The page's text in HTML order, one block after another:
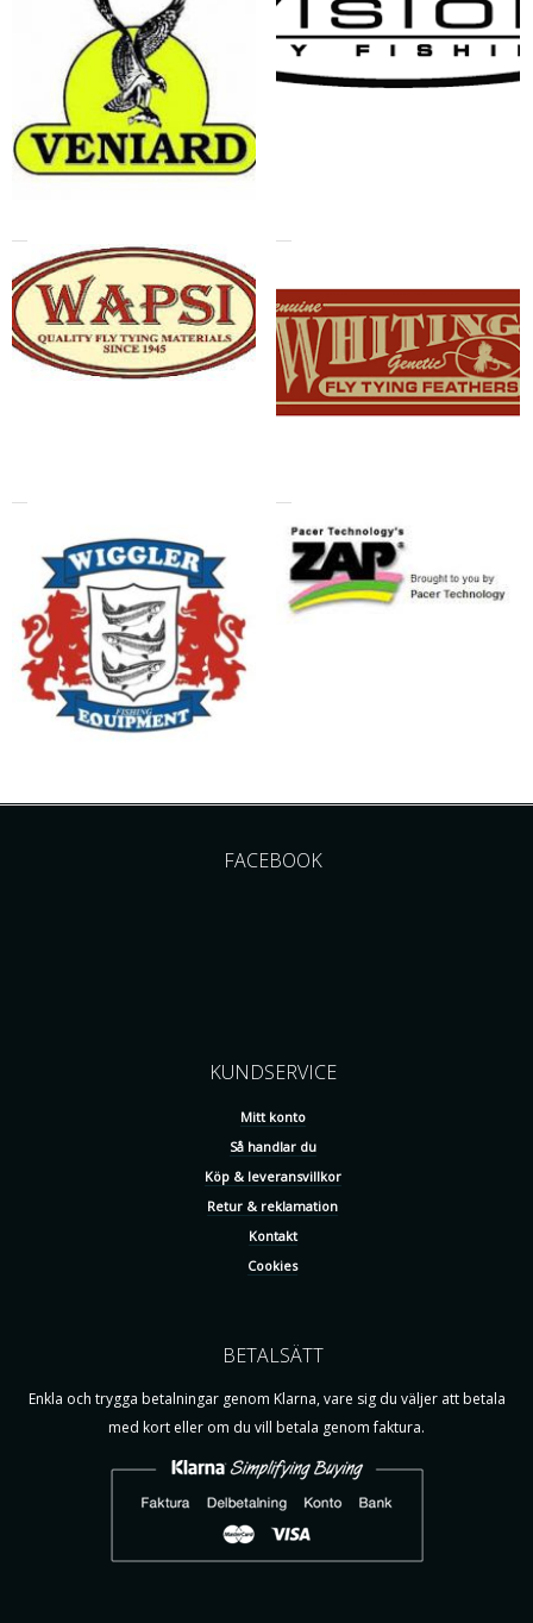
FACEBOOK
KUNDSERVICE
Mitt konto
Så handlar du
Köp & leveransvillkor
Retur & reklamation
Kontakt
Cookies
BETALSÄTT
Enkla och trygga betalningar genom Klarna, vare sig du väljer att betala
med kort eller om du vill betala genom faktura.